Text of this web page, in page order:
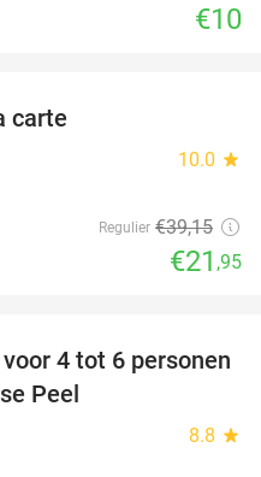
€10
carte
10.0 star
Regulier €39,15
€21 ,95
4 tot 6 personen
Peel
8.8 star